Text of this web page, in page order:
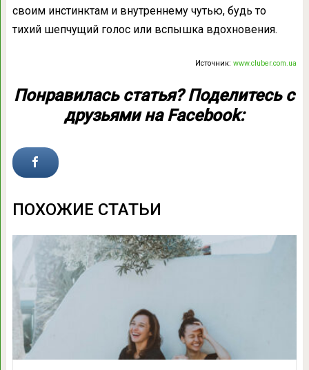
своим инстинктам и внутреннему чутью, будь то
тихий шепчущий голос или вспышка вдохновения.
Источник:www.cluber.com.ua
Понравилась статья? Поделитесь с
друзьями на Facebook:
ПОХОЖИЕ СТАТЬИ